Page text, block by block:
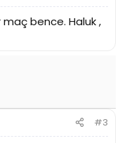
bence. Haluk ,
#3